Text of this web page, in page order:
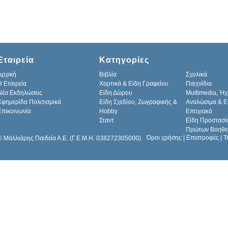
Εταιρεία
Εκδηλώσεις
Πολιτισμικά
Κατηγορίες
Βιβλία
Σχολικά
Χαρτικά & Είδη Γραφείου
Παιχνίδια
Είδη Δώρου
Multimedia,
Είδη Σχεδίου, Ζωγραφικής &
Hobby
Αναλώσιμα &
Εποχιακά
Σταντ
Είδη
Πρώτων
Μαλλιάρης Παιδεία Α.Ε. (Γ.Ε.Μ.Η. 038272305000)
Όροι χρήσης Επιστροφές